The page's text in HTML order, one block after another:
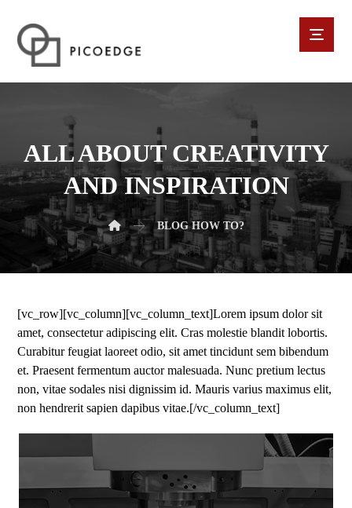
ALL ABOUT CREATIVITY
AND INSPIRATION
BLOG HOW TO?
[vc_row][vc_column][vc_column_text]Lorem ipsum dolor sit
amet, consectetur adipiscing elit. Cras molestie blandit lobortis.
Curabitur feugiat laoreet odio, sit amet tincidunt sem bibendum
et. Praesent fermentum auctor malesuada. Nunc pretium lectus
non, vitae sodales nisi dignissim id. Mauris varius maximus elit,
non hendrerit sapien dapibus vitae.[/vc_column_text]